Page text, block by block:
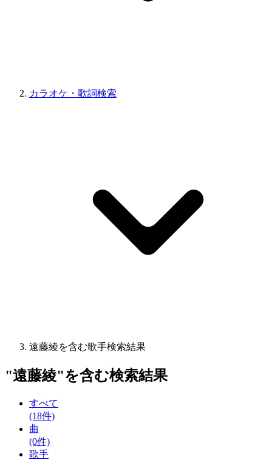
カラオケ・歌詞検索
遠藤綾を含む歌手検索結果
"遠藤綾"を含む検索結果
すべて
(18件)
曲
(0件)
歌手